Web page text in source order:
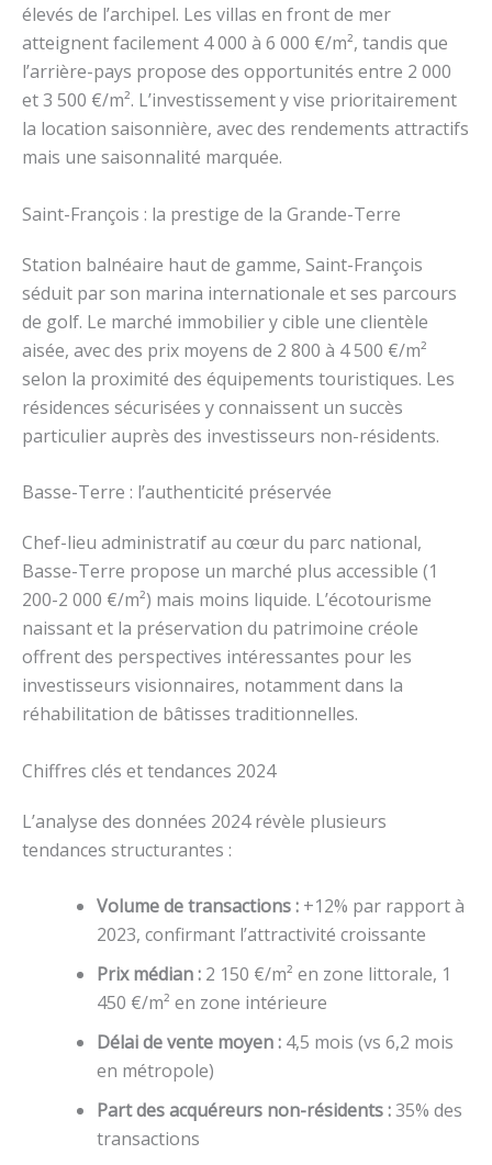
élevés de l’archipel. Les villas en front de mer
atteignent facilement 4 000 à 6 000 €/m², tandis que
l’arrière-pays propose des opportunités entre 2 000
et 3 500 €/m². L’investissement y vise prioritairement
la location saisonnière, avec des rendements attractifs
mais une saisonnalité marquée.
Saint-François : la prestige de la Grande-Terre
Station balnéaire haut de gamme, Saint-François
séduit par son marina internationale et ses parcours
de golf. Le marché immobilier y cible une clientèle
aisée, avec des prix moyens de 2 800 à 4 500 €/m²
selon la proximité des équipements touristiques. Les
résidences sécurisées y connaissent un succès
particulier auprès des investisseurs non-résidents.
Basse-Terre : l’authenticité préservée
Chef-lieu administratif au cœur du parc national,
Basse-Terre propose un marché plus accessible (1
200-2 000 €/m²) mais moins liquide. L’écotourisme
naissant et la préservation du patrimoine créole
offrent des perspectives intéressantes pour les
investisseurs visionnaires, notamment dans la
réhabilitation de bâtisses traditionnelles.
Chiffres clés et tendances 2024
L’analyse des données 2024 révèle plusieurs
tendances structurantes :
Volume de transactions : +12% par rapport à
2023, confirmant l’attractivité croissante
Prix médian : 2 150 €/m² en zone littorale, 1
450 €/m² en zone intérieure
Délai de vente moyen : 4,5 mois (vs 6,2 mois
en métropole)
Part des acquéreurs non-résidents :35% des
transactions